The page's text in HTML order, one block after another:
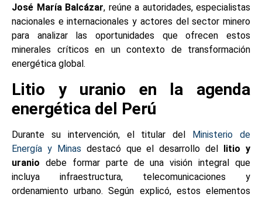
José María Balcázar, reúne a autoridades, especialistas
nacionales e internacionales y actores del sector minero
para analizar las oportunidades que ofrecen estos
minerales críticos en un contexto de transformación
energética global.
Litio y uranio en la agenda
energética del Perú
Durante su intervención, el titular del Ministerio de
Energía y Minas destacó que el desarrollo del litio y
uranio debe formar parte de una visión integral que
incluya infraestructura, telecomunicaciones y
ordenamiento urbano. Según explicó, estos elementos